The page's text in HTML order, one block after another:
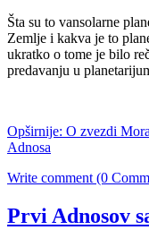
Šta su to vansolarne
Zemlje i kakva je to
ukratko o tome je bilo
predavanju u
Opširnije: O zvezdi
Adnosa
Write comment (0
Prvi Adnosov